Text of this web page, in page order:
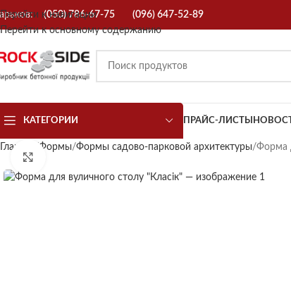
Перейти к навигации
Перейти к основному содержанию
(050) 786-67-75 (096) 647-52-89
КАТЕГОРИИ ПРАЙС-ЛИСТЫ
Главная Формы Формы садово-парковой архитектуры Форма